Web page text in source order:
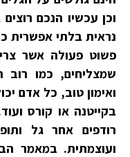
וכן עכשיו הנכם
נראית בלתי אפשרית
פשוט פעולה אשר
שמצליחים, כמו רוב
ואימון טוב, כל אדם
בקייטנה או קורס
רודפים אחר גל
ועוצמתית. במאמר